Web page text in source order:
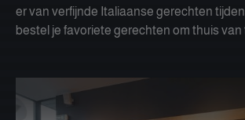
er van verfijnde Italiaanse gerechten
bestel je favoriete gerechten om thuis van